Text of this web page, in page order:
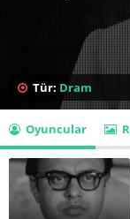
Tür: Dram
Oyuncular